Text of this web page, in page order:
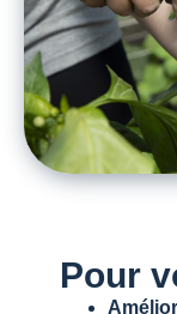
Pour